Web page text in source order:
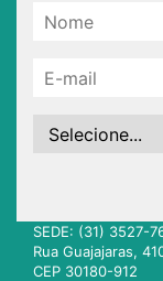
SEDE: (31) 3527-
Rua Guajajaras,
CEP 30180-912